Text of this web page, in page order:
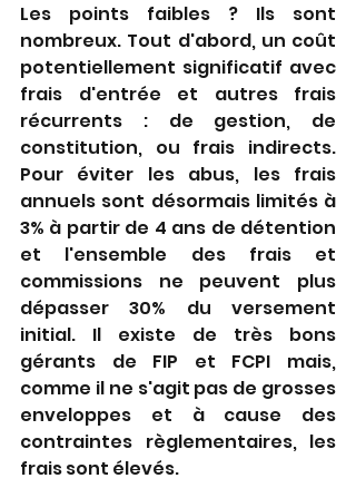
Les points faibles ? Ils sont
nombreux. Tout d'abord, un coût
potentiellement significatif avec
frais d'entrée et autres frais
récurrents : de gestion, de
constitution, ou frais indirects.
Pour éviter les abus, les frais
annuels sont désormais limités à
3% à partir de 4 ans de détention
et l'ensemble des frais et
commissions ne peuvent plus
dépasser 30% du versement
initial. Il existe de très bons
gérants de FIP et FCPI mais,
comme il ne s'agit pas de grosses
enveloppes et à cause des
contraintes règlementaires, les
frais sont élevés.